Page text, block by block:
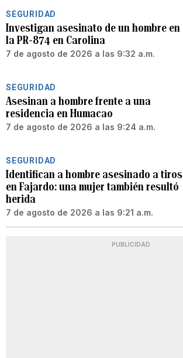
SEGURIDAD
Investigan asesinato de un hombre en
la PR-874 en Carolina
7 de agosto de 2026 a las 9:32 a.m.
SEGURIDAD
Asesinan a hombre frente a una
residencia en Humacao
7 de agosto de 2026 a las 9:24 a.m.
SEGURIDAD
Identifican a hombre asesinado a tiros
en Fajardo: una mujer también resultó
herida
7 de agosto de 2026 a las 9:21 a.m.
PUBLICIDAD